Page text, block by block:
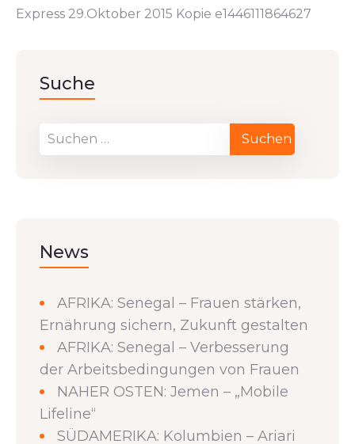
Express 29.Oktober 2015 Kopie e1446111864627
Suche
News
AFRIKA: Senegal – Frauen stärken,
Ernährung sichern, Zukunft gestalten
AFRIKA: Senegal – Verbesserung
der Arbeitsbedingungen von Frauen
NAHER OSTEN: Jemen – „Mobile
Lifeline“
SÜDAMERIKA: Kolumbien – Ariari